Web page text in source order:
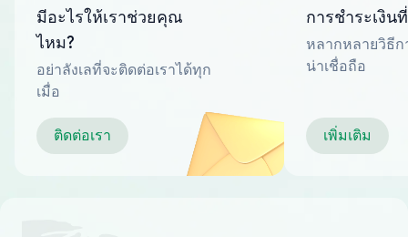
มีอะไรให้เราช่วยคุณ
ไหม?
อย่าลังเลที่จะติดต่อเราได้ทุก
เมื่อ
ติดต่อเรา
การชำระเงิน
หลากหลายวิธีก
น่าเชื่อถือ
เพิ่มเติม